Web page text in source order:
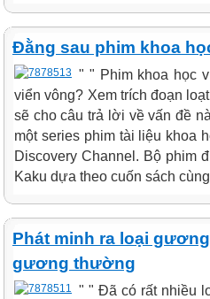
Đằng sau phim khoa
" " Phim khoa học
viển vông? Xem trích đoạn
sẽ cho câu trả lời về vấn đề
một series phim tài liệu khoa
Discovery Channel. Bộ phim
Kaku dựa theo cuốn sách
Phát minh ra loại
gương thường
" " Đã có rất nhiều